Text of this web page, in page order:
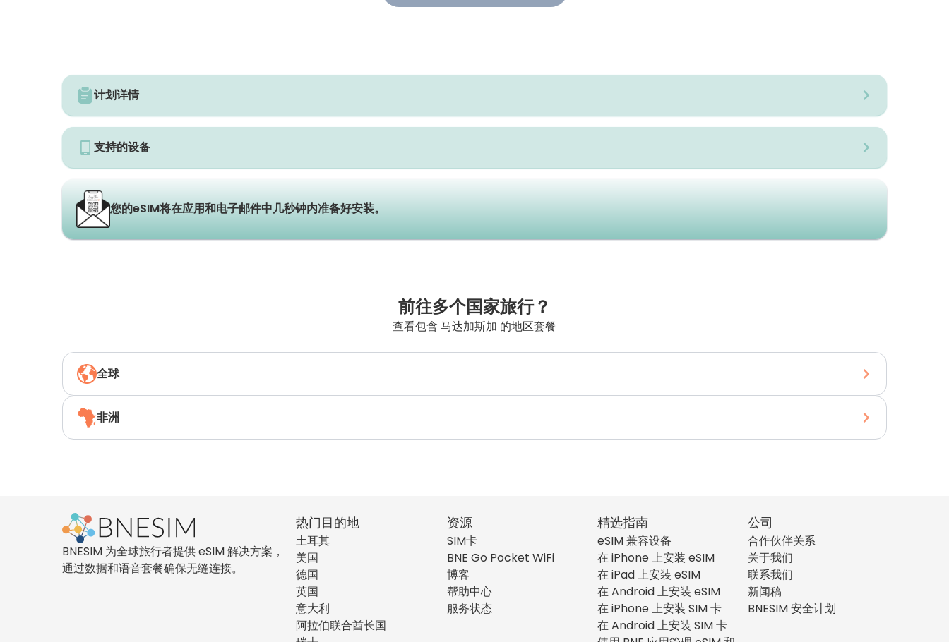
计划详情
支持的设备
您的eSIM将在应用和电子邮件中几秒钟内准备好安装。
前往多个国家旅行？
查看包含 马达加斯加 的地区套餐
全球
非洲
BNESIM 为全球旅行者提供 eSIM 解决方案，
通过数据和语音套餐确保无缝连接。
热门目的地
土耳其
美国
德国
英国
意大利
阿拉伯联合酋长国
资源
SIM卡
BNE Go Pocket WiFi
博客
帮助中心
服务状态
精选指南
eSIM 兼容设备
在 iPhone 上安装 eSIM
在 iPad 上安装 eSIM
在 Android 上安装 eSIM
在 iPhone 上安装 SIM 卡
在 Android 上安装 SIM 卡
公司
合作伙伴关系
关于我们
联系我们
新闻稿
BNESIM 安全计划